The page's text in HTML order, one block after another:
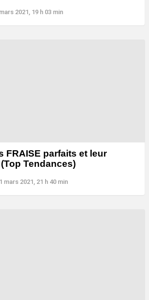
2021, 19 h 03 min
​​FRAISE parfaits et leur
Tendances)
mars 2021, 21 h 40 min